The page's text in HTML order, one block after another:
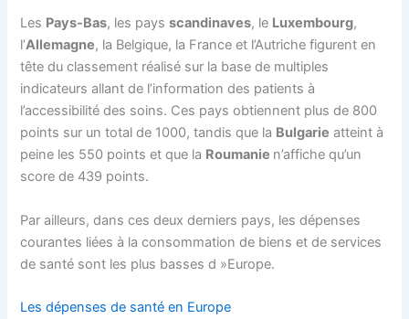
Les Pays-Bas, les paysscandinaves, le Luxembourg,
l’Allemagne, la Belgique, la France et l’Autriche figurent en
tête du classement réalisé sur la base de multiples
indicateurs allant de l’information des patients à
l’accessibilité des soins. Ces pays obtiennent plus de 800
points sur un total de 1000, tandis que la Bulgarie atteint à
peine les 550 points et que la Roumanie n’affiche qu’un
score de 439 points.
Par ailleurs, dans ces deux derniers pays, les dépenses
courantes liées à la consommation de biens et de services
de santé sont les plus basses d »Europe.
Les dépenses de santé en Europe